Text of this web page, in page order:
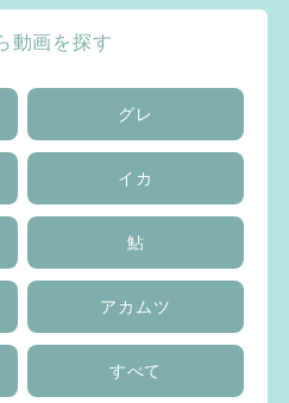
動画を探す
グレ
イカ
鮎
アカムツ
すべて